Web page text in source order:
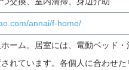
annai/f-home/
ーム。居室には、電動ベッド
されています。各個人に合わせ